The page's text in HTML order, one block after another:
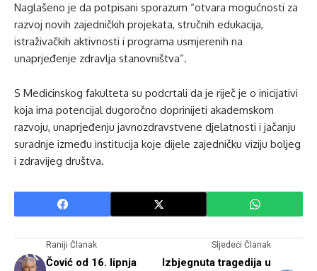
Naglašeno je da potpisani sporazum “otvara mogućnosti za
razvoj novih zajedničkih projekata, stručnih edukacija,
istraživačkih aktivnosti i programa usmjerenih na
unaprjeđenje zdravlja stanovništva”.
S Medicinskog fakulteta su podcrtali da je riječ je o inicijativi
koja ima potencijal dugoročno doprinijeti akademskom
razvoju, unaprjeđenju javnozdravstvene djelatnosti i jačanju
suradnje između institucija koje dijele zajedničku viziju boljeg
i zdravijeg društva.
Raniji Članak
Čović od 16. lipnja
Sljedeći Članak
Izbjegnuta tragedija u